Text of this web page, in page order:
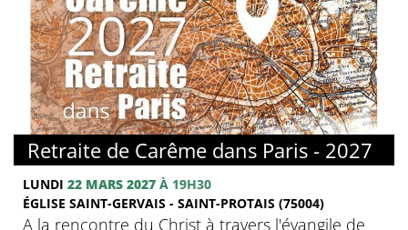
© FMJ
Retraite de Carême dans Paris - 2027
LUNDI 22 MARS 2027 À 19H30
ÉGLISE SAINT-GERVAIS - SAINT-PROTAIS (75004)
A la rencontre du Christ à travers l'évangile de